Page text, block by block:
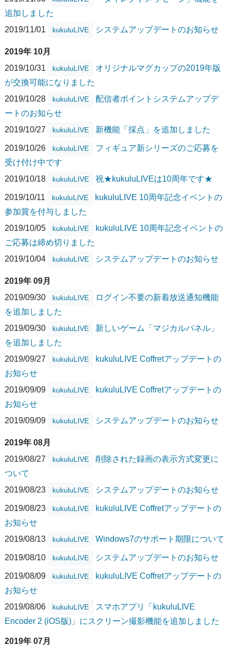
追加しました
2019/11/01
kukuluLIVE システムアップデートのお知らせ
2019年 10月
2019/10/31
kukuluLIVE
オリジナルマグカップの2019年版
が交換可能になりました
2019/10/28
kukuluLIVE
配信者ポイントシステムアップデ
ートのお知らせ
2019/10/27
kukuluLIVE 新機能「採点」を追加しました
2019/10/26 kukuluLIVE
フィギュア新シリーズのご応募を
受け付け中です
2019/10/18
kukuluLIVE 祝★kukuluLIVEは10周年です★
2019/10/11 kukuluLIVE
kukuluLIVE 10周年記念イベントの
参加賞を付与しました
2019/10/05
kukuluLIVE
kukuluLIVE 10周年記念イベントの
ご応募は締め切りました
2019/10/04
kukuluLIVE システムアップデートのお知らせ
2019年 09月
2019/09/30
kukuluLIVE
ログイン不要の新着放送通知機能
を追加しました
2019/09/30
kukuluLIVE
新しいゲーム「マジカルパネル」
を追加しました
2019/09/27
kukuluLIVE
kukuluLIVE Coffretアップデートの
お知らせ
2019/09/09
kukuluLIVE
kukuluLIVE Coffretアップデートの
お知らせ
2019/09/09
kukuluLIVE システムアップデートのお知らせ
2019年 08月
2019/08/27
kukuluLIVE
削除された録画の表示方式変更に
ついて
2019/08/23
kukuluLIVE システムアップデートのお知らせ
2019/08/23 kukuluLIVE
kukuluLIVE Coffretアップデートの
お知らせ
2019/08/13
kukuluLIVE Windows7のサポート期限について
2019/08/10 kukuluLIVE システムアップデートのお知らせ
2019/08/09 kukuluLIVE
kukuluLIVE Coffretアップデートの
お知らせ
2019/08/06
kukuluLIVE
スマホアプリ「kukuluLIVE
Encoder 2 (iOS版)」にスクリーン撮影機能を追加しました
2019年 07月